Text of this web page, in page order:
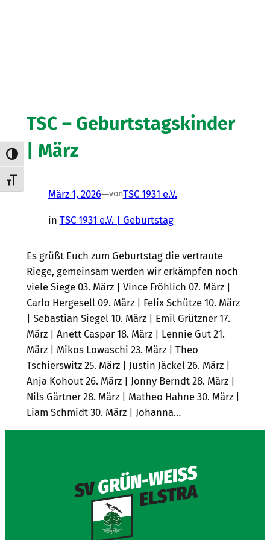
Umschalten auf hohe Kontraste
Schrift vergrößern
TSC – Geburtstagskinder
| März
März 1, 2026—vonTSC 1931 e.V.
in TSC 1931 e.V. | Geburtstag
Es grüßt Euch zum Geburtstag die vertraute
Riege, gemeinsam werden wir erkämpfen noch
viele Siege 03. März | Vince Fröhlich 07. März |
Carlo Hergesell 09. März | Felix Schütze 10. März
| Sebastian Siegel 10. März | Emil Grützner 17.
März | Anett Caspar 18. März | Lennie Gut 21.
März | Mikos Lowaschi 23. März | Theo
Tschierswitz 25. März | Justin Jäckel 26. März |
Anja Kohout 26. März | Jonny Berndt 28. März |
Nils Gärtner 28. März | Matheo Hahne 30. März |
Liam Schmidt 30. März | Johanna…